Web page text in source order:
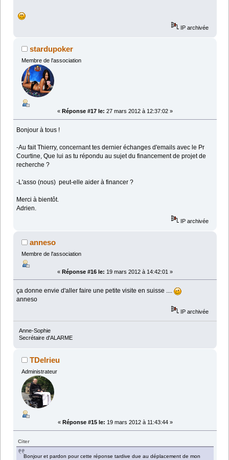
IP archivée
stardupoker
Membre de l'association
« Réponse #17 le: 27 mars 2012 à 12:37:02 »
Bonjour à tous !
-Au fait Thierry, concernant tes dernier échanges d'emails avec le Pr
Courtine, Que lui as tu répondu au sujet du financement de projet de
recherche ?
-L'asso (nous) peut-elle aider à financer ?
Merci à bientôt.
Adrien.
IP archivée
anneso
Membre de l'association
« Réponse #16 le: 19 mars 2012 à 14:42:01 »
ça donne envie d'aller faire une petite visite en suisse ....
anneso
IP archivée
Anne-Sophie
Secrétaire d'ALARME
TDelrieu
Administrateur
« Réponse #15 le: 19 mars 2012 à 11:43:44 »
Citer
Bonjour et pardon pour cette réponse tardive due au déplacement de mon